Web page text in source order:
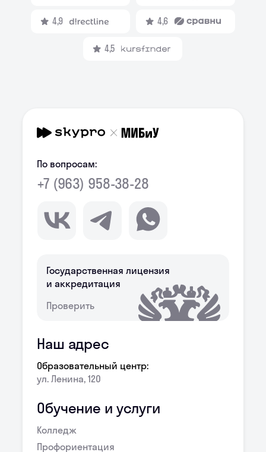
4,9 4,6
4,5
По вопросам:
+7 (963) 958-38-28
Государственная лицензия
и аккредитация
Проверить
Обучение и услуги
Колледж
Профориентация
Наш адрес
Образовательный центр:
ул. Ленина, 120